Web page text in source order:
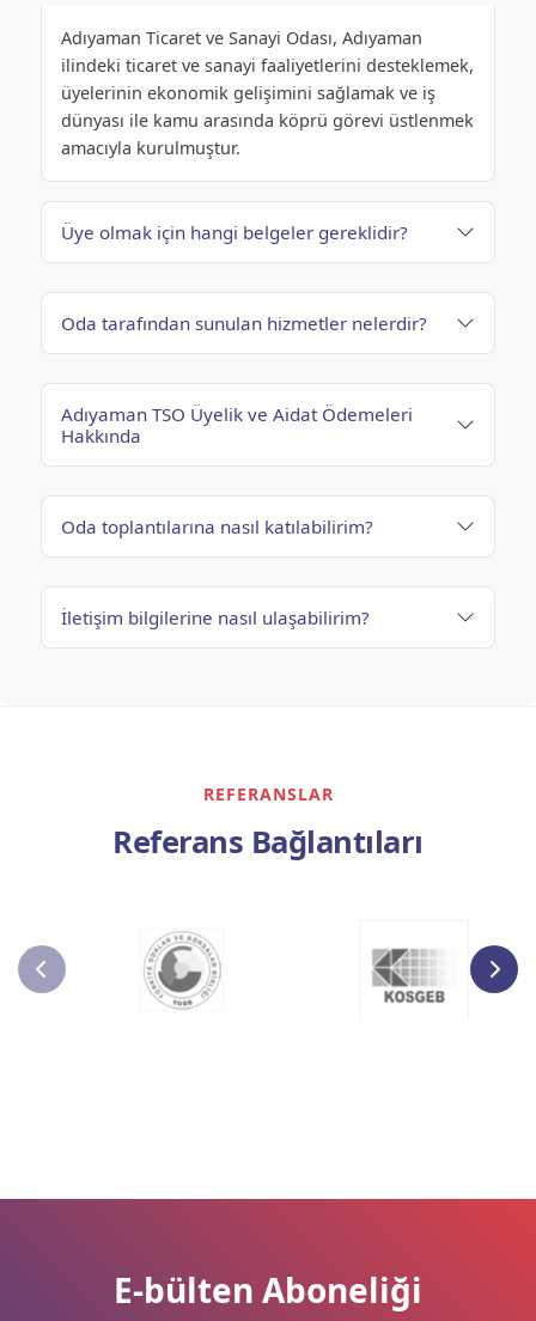
Adıyaman Ticaret ve Sanayi Odası, Adıyaman
ilindeki ticaret ve sanayi faaliyetlerini desteklemek,
üyelerinin ekonomik gelişimini sağlamak ve iş
dünyası ile kamu arasında köprü görevi üstlenmek
amacıyla kurulmuştur.
Üye olmak için hangi belgeler gereklidir?
Oda tarafından sunulan hizmetler nelerdir?
Adıyaman TSO Üyelik ve Aidat Ödemeleri
Hakkında
Oda toplantılarına nasıl katılabilirim?
İletişim bilgilerine nasıl ulaşabilirim?
REFERANSLAR
Referans Bağlantıları
E-bülten Aboneliği